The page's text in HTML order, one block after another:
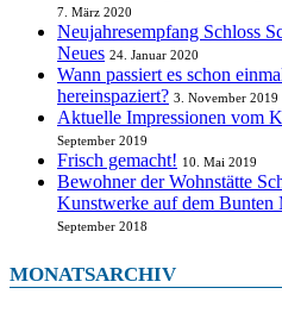
7. März 2020
Neujahresempfang Schloss
Neues 24. Januar 2020
Wann passiert es schon
hereinspaziert? 3. November 2019
Aktuelle Impressionen vom
September 2019
Frisch gemacht! 10. Mai 2019
Bewohner der Wohnstätte
Kunstwerke auf dem Bunten
September 2018
MONATSARCHIV